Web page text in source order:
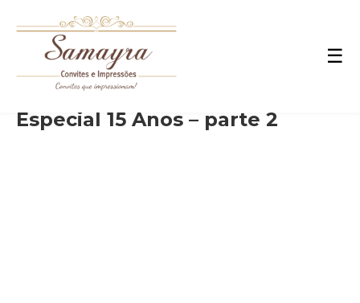
☰
Especial 15 Anos – parte 2